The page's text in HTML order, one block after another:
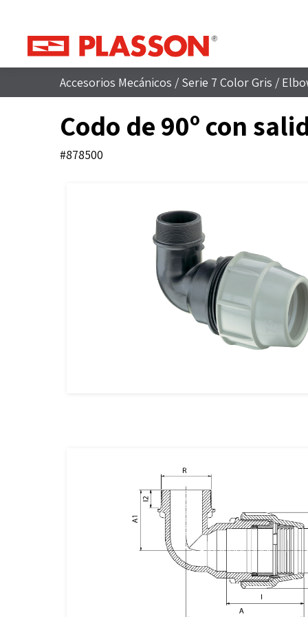
Accesorios Mecánicos / Serie 7 Color Gris /
Codo de 90º con
#878500